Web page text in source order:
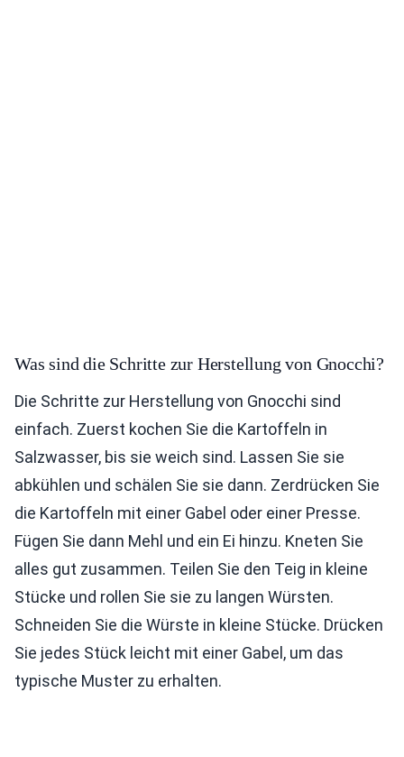
Was sind die Schritte zur Herstellung von Gnocchi?
Die Schritte zur Herstellung von Gnocchi sind
einfach. Zuerst kochen Sie die Kartoffeln in
Salzwasser, bis sie weich sind. Lassen Sie sie
abkühlen und schälen Sie sie dann. Zerdrücken Sie
die Kartoffeln mit einer Gabel oder einer Presse.
Fügen Sie dann Mehl und ein Ei hinzu. Kneten Sie
alles gut zusammen. Teilen Sie den Teig in kleine
Stücke und rollen Sie sie zu langen Würsten.
Schneiden Sie die Würste in kleine Stücke. Drücken
Sie jedes Stück leicht mit einer Gabel, um das
typische Muster zu erhalten.